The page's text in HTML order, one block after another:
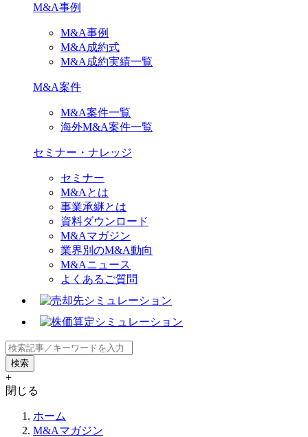
M&A事例
M&A事例
M&A成約式
M&A成約実績一覧
M&A案件
M&A案件一覧
海外M&A案件一覧
セミナー・ナレッジ
セミナー
M&Aとは
事業承継とは
資料ダウンロード
M&Aマガジン
業界別のM&A動向
M&Aニュース
よくあるご質問
+
閉じる
ホーム
M&Aマガジン